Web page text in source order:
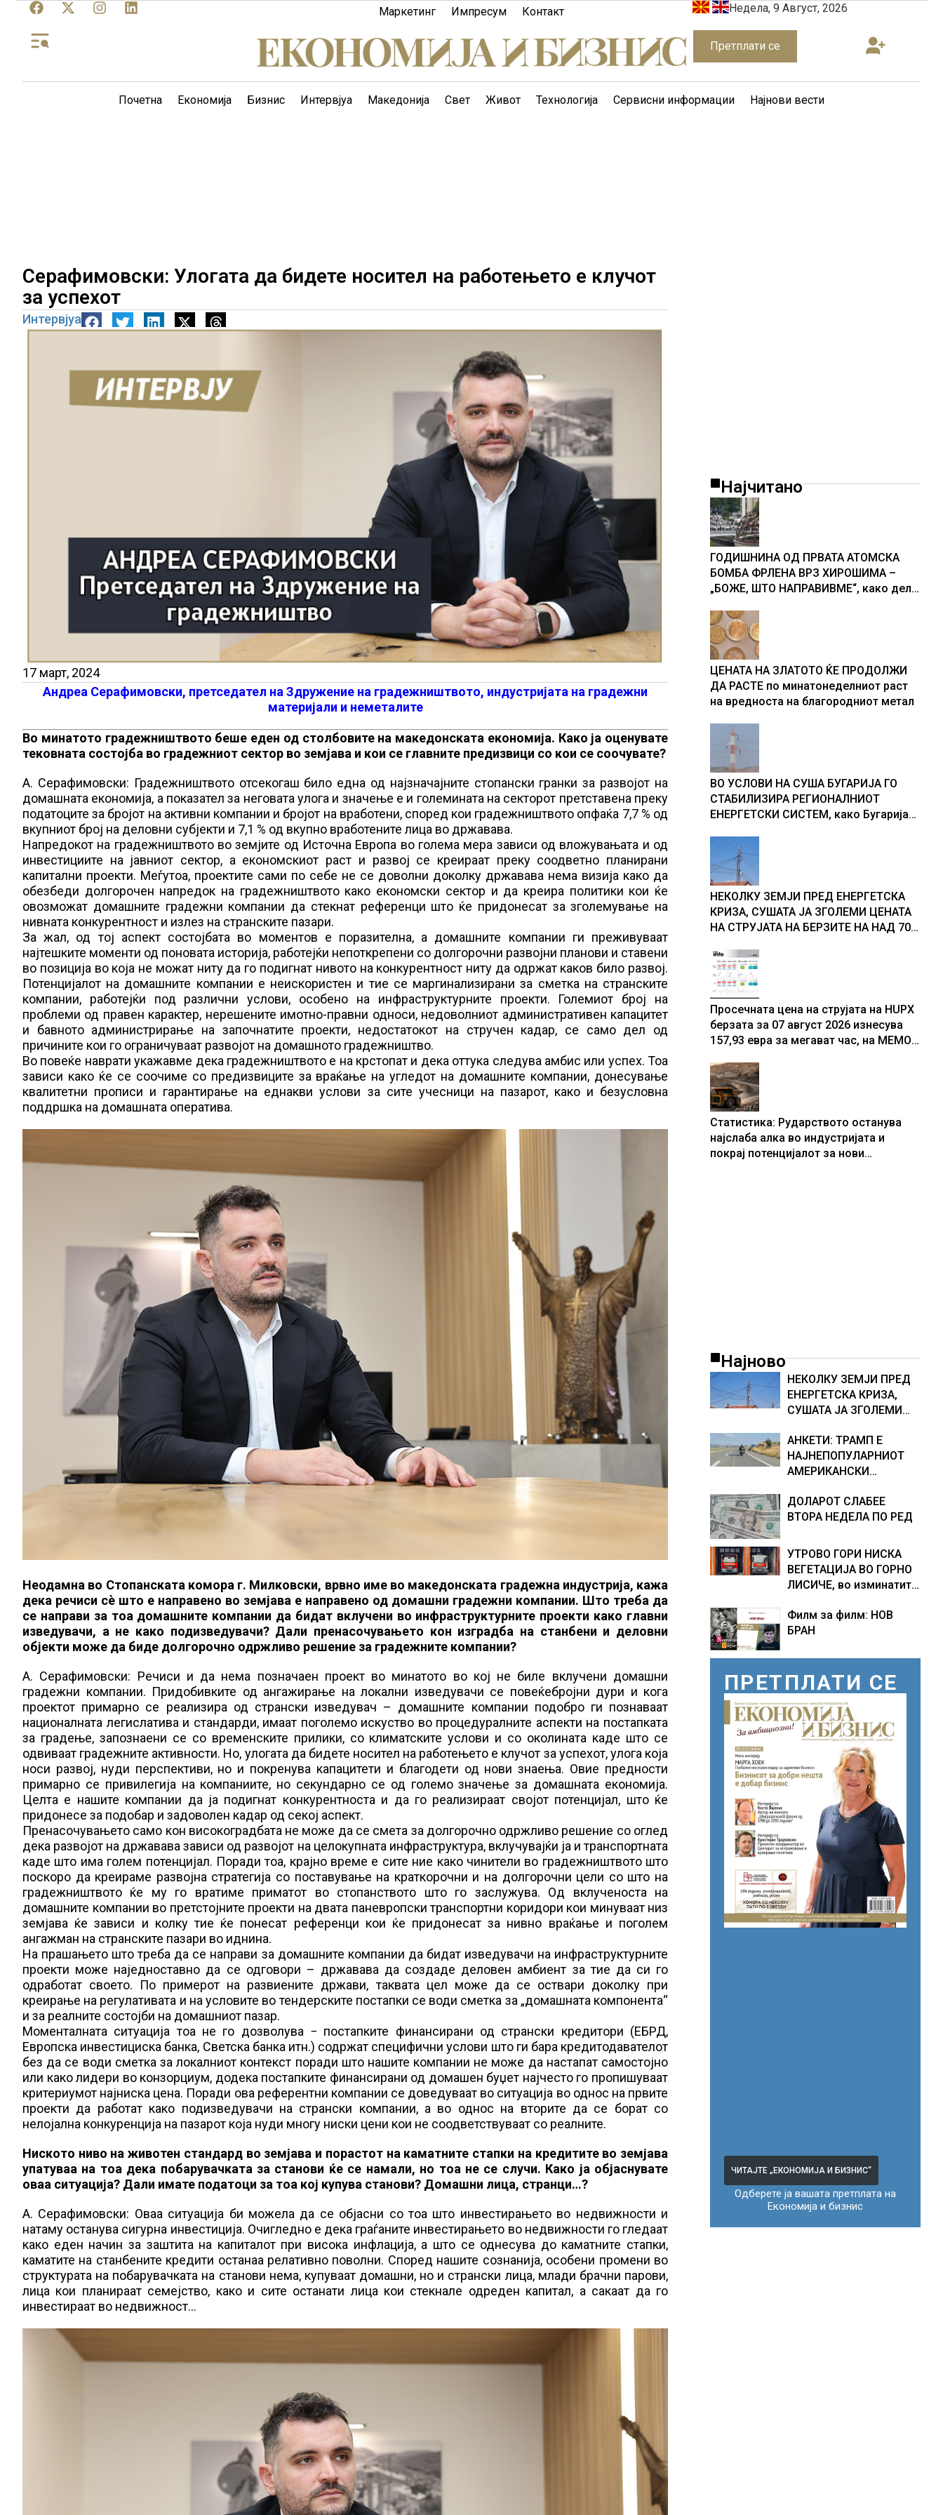
Маркетинг Импресум Контакт Недела, 9 Август, 2026
Претплати се
Почетна Економија Бизнис Интервјуа Македонија Свет Живот Технологија Сервисни информации Најнови вести
Серафимовски: Улогата да бидете носител на работењето е клучот
за успехот
Интервјуа
17 март, 2024
Андреа Серафимовски, претседател на Здружение на градежништвото, индустријата на градежни
материјали и неметалите
Во минатото градежништвото беше еден од столбовите на македонската економија. Како ја оценувате
тековната состојба во градежниот сектор во земјава и кои се главните предизвици со кои се соочувате?
А. Серафимовски: Градежништвото отсекогаш било една од најзначајните стопански гранки за развојот на
домашната економија, а показател за неговата улога и значење е и големината на секторот претставена преку
податоците за бројот на активни компании и бројот на вработени, според кои градежништвото опфаќа 7,7 % од
вкупниот број на деловни субјекти и 7,1 % од вкупно вработените лица во државава.
Напредокот на градежништвото во земјите од Источна Европа во голема мера зависи од вложувањата и од
инвестициите на јавниот сектор, а економскиот раст и развој се креираат преку соодветно планирани
капитални проекти. Меѓутоа, проектите сами по себе не се доволни доколку државава нема визија како да
обезбеди долгорочен напредок на градежништвото како економски сектор и да креира политики кои ќе
овозможат домашните градежни компании да стекнат референци што ќе придонесат за зголемување на
нивната конкурентност и излез на странските пазари.
За жал, од тој аспект состојбата во моментов е поразителна, а домашните компании ги преживуваат
најтешките моменти од поновата историја, работејќи непоткрепени со долгорочни развојни планови и ставени
во позиција во која не можат ниту да го подигнат нивото на конкурентност ниту да одржат каков било развој.
Потенцијалот на домашните компании е неискористен и тие се маргинализирани за сметка на странските
компании, работејќи под различни услови, особено на инфраструктурните проекти. Големиот број на
проблеми од правен карактер, нерешените имотно-правни односи, недоволниот административен капацитет
и бавното администрирање на започнатите проекти, недостатокот на стручен кадар, се само дел од
причините кои го ограничуваат развојот на домашното градежништво.
Во повеќе наврати укажавме дека градежништвото е на крстопат и дека оттука следува амбис или успех. Тоа
зависи како ќе се соочиме со предизвиците за враќање на угледот на домашните компании, донесување
квалитетни прописи и гарантирање на еднакви услови за сите учесници на пазарот, како и безусловна
поддршка на домашната оператива.
Неодамна во Стопанската комора г. Милковски, врвно име во македонската градежна индустрија, кажа
дека речиси сè што е направено во земјава е направено од домашни градежни компании. Што треба да
се направи за тоа домашните компании да бидат вклучени во инфраструктурните проекти како главни
изведувачи, а не како подизведувачи? Дали пренасочувањето кон изградба на станбени и деловни
објекти може да биде долгорочно одржливо решение за градежните компании?
А. Серафимовски: Речиси и да нема позначаен проект во минатото во кој не биле вклучени домашни
градежни компании. Придобивките од ангажирање на локални изведувачи се повеќебројни дури и кога
проектот примарно се реализира од странски изведувач – домашните компании подобро ги познаваат
националната легислатива и стандарди, имаат поголемо искуство во процедуралните аспекти на постапката
за градење, запознаени се со временските прилики, со климатските услови и со околината каде што се
одвиваат градежните активности. Но, улогата да бидете носител на работењето е клучот за успехот, улога која
носи развој, нуди перспективи, но и покренува капацитети и благодети од нови знаења. Овие предности
примарно се привилегија на компаниите, но секундарно се од големо значење за домашната економија.
Целта е нашите компании да ја подигнат конкурентноста и да го реализираат својот потенцијал, што ќе
придонесе за подобар и задоволен кадар од секој аспект.
Пренасочувањето само кон високоградбата не може да се смета за долгорочно одржливо решение со оглед
дека развојот на државава зависи од развојот на целокупната инфраструктура, вклучувајќи ја и транспортната
каде што има голем потенцијал. Поради тоа, крајно време е сите ние како чинители во градежништвото што
поскоро да креираме развојна стратегија со поставување на краткорочни и на долгорочни цели со што на
градежништвото ќе му го вратиме приматот во стопанството што го заслужува. Од вклученоста на
домашните компании во претстојните проекти на двата паневропски транспортни коридори кои минуваат низ
земјава ќе зависи и колку тие ќе понесат референци кои ќе придонесат за нивно враќање и поголем
ангажман на странските пазари во иднина.
На прашањето што треба да се направи за домашните компании да бидат изведувачи на инфраструктурните
проекти може наједноставно да се одговори – државава да создаде деловен амбиент за тие да си го
одработат своето. По примерот на развиените држави, таквата цел може да се оствари доколку при
креирање на регулативата и на условите во тендерските постапки се води сметка за „домашната компонента“
и за реалните состојби на домашниот пазар.
Моменталната ситуација тоа не го дозволува − постапките финансирани од странски кредитори (ЕБРД,
Европска инвестициска банка, Светска банка итн.) содржат специфични услови што ги бара кредитодавателот
без да се води сметка за локалниот контекст поради што нашите компании не може да настапат самостојно
или како лидери во конзорциум, додека постапките финансирани од домашен буџет најчесто го пропишуваат
критериумот најниска цена. Поради ова референтни компании се доведуваат во ситуација во однос на првите
проекти да работат како подизведувачи на странски компании, а во однос на вторите да се борат со
нелојална конкуренција на пазарот која нуди многу ниски цени кои не соодветствуваат со реалните.
Ниското ниво на животен стандард во земјава и порастот на каматните стапки на кредитите во земјава
упатуваа на тоа дека побарувачката за станови ќе се намали, но тоа не се случи. Како ја објаснувате
оваа ситуација? Дали имате податоци за тоа кој купува станови? Домашни лица, странци…?
А. Серафимовски: Оваа ситуација би можела да се објасни со тоа што инвестирањето во недвижности и
натаму останува сигурна инвестиција. Очигледно е дека граѓаните инвестирањето во недвижности го гледаат
како еден начин за заштита на капиталот при висока инфлација, а што се однесува до каматните стапки,
каматите на станбените кредити останаа релативно поволни. Според нашите сознанија, особени промени во
структурата на побарувачката на станови нема, купуваат домашни, но и странски лица, млади брачни парови,
лица кои планираат семејство, како и сите останати лица кои стекнале одреден капитал, а сакаат да го
инвестираат во недвижност…
Најчитано
ГОДИШНИНА ОД ПРВАТА АТОМСКА
БОМБА ФРЛЕНА ВРЗ ХИРОШИМА –
„БОЖЕ, ШТО НАПРАВИВМЕ“, како дел
учесниците во бомбардирањето го
доживуваа овој настан што го
промени текот на историјата
ЦЕНАТА НА ЗЛАТОТО ЌЕ ПРОДОЛЖИ
ДА РАСТЕ по минатонеделниот раст
на вредноста на благородниот метал
ВО УСЛОВИ НА СУША БУГАРИЈА ГО
СТАБИЛИЗИРА РЕГИОНАЛНИОТ
ЕНЕРГЕТСКИ СИСТЕМ, како Бугарија
складирање на енергија од батерии
НЕКОЛКУ ЗЕМЈИ ПРЕД ЕНЕРГЕТСКА
КРИЗА, СУШАТА ЈА ЗГОЛЕМИ ЦЕНАТА
НА СТРУЈАТА НА БЕРЗИТЕ НА НАД 700
Просечната цена на струјата на HUPX
берзата за 07 август 2026 изнесува
157,93 евра за мегават час, на МЕМО
Статистика: Рударството останува
најслаба алка во индустријата и
покрај потенцијалот за нови
Најново
НЕКОЛКУ ЗЕМЈИ ПРЕД
ЕНЕРГЕТСКА КРИЗА,
СУШАТА ЈА ЗГОЛЕМИ
НА БЕРЗИТЕ НА НАД 700
ЕВРА ЗА МЕГАВАТ-ЧАС
АНКЕТИ: ТРАМП Е
НАЈНЕПОПУЛАРНИОТ
АМЕРИКАНСКИ
МАНДАТ, тој не ги
признава резултатите
ДОЛАРОТ СЛАБЕЕ
ВТОРА НЕДЕЛА ПО РЕД
УТРОВО ГОРИ НИСКА
ВЕГЕТАЦИЈА ВО ГОРНО
ЛИСИЧЕ, во изминатите
пожари на отворено
Филм за филм: НОВ
БРАН
ПРЕТПЛАТИ СЕ
ЧИТАЈТЕ „ЕКОНОМИЈА И БИЗНИС“
Одберете ја вашата претплата на
Економија и бизнис